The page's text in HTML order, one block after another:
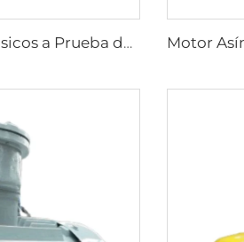
Motores Asíncronos Trifásicos a Prueba de Explosiones Serie YBK3 para Minas Subterráneas de Carbón